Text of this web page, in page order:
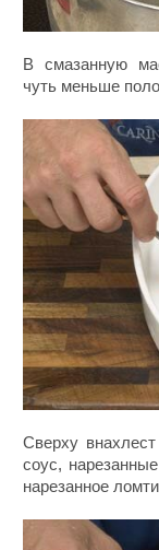
В смазанную
чуть меньше
Сверху
соус,
нарезанное